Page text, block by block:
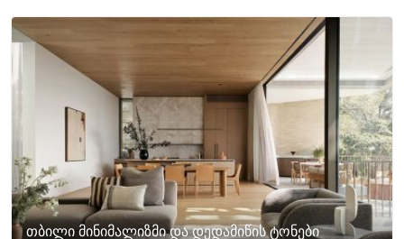
თბილი მინიმალიზმი და დედამიწის ტონები